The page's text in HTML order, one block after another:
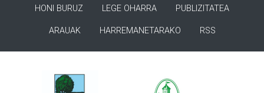
HONI BURUZ LEGE OHARRA PUBLIZITATEA
ARAUAK HARREMANETARAKO RSS